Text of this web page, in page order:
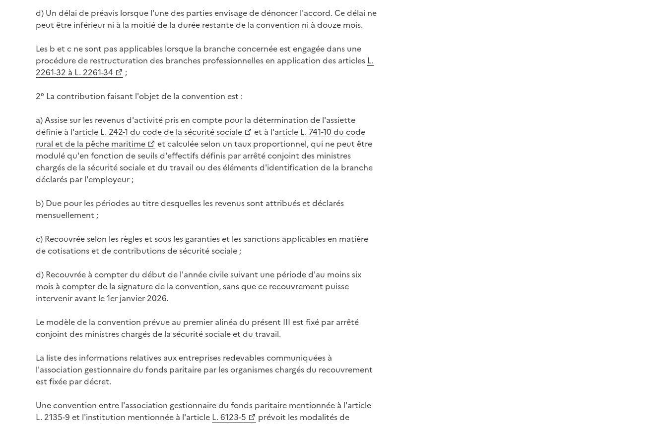
d) Un délai de préavis lorsque l'une des parties envisage de dénoncer l'accord. Ce délai ne
peut être inférieur ni à la moitié de la durée restante de la convention ni à douze mois.
Les b et c ne sont pas applicables lorsque la branche concernée est engagée dans une
procédure de restructuration des branches professionnelles en application des articles L.
2261-32 à L. 2261-34
;
2° La contribution faisant l'objet de la convention est :
a) Assise sur les revenus d'activité pris en compte pour la détermination de l'assiette
définie à l'article L. 242-1 du code de la sécurité sociale et à l'article L. 741-10 du code
rural et de la pêche maritime
et calculée selon un taux proportionnel, qui ne peut être
modulé qu'en fonction de seuils d'effectifs définis par arrêté conjoint des ministres
chargés de la sécurité sociale et du travail ou des éléments d'identification de la branche
déclarés par l'employeur ;
b) Due pour les périodes au titre desquelles les revenus sont attribués et déclarés
mensuellement ;
c) Recouvrée selon les règles et sous les garanties et les sanctions applicables en matière
de cotisations et de contributions de sécurité sociale ;
d) Recouvrée à compter du début de l'année civile suivant une période d'au moins six
mois à compter de la signature de la convention, sans que ce recouvrement puisse
intervenir avant le 1er janvier 2026.
Le modèle de la convention prévue au premier alinéa du présent III est fixé par arrêté
conjoint des ministres chargés de la sécurité sociale et du travail.
La liste des informations relatives aux entreprises redevables communiquées à
l'association gestionnaire du fonds paritaire par les organismes chargés du recouvrement
est fixée par décret.
Une convention entre l'association gestionnaire du fonds paritaire mentionnée à l'article
L. 2135-9 et l'institution mentionnée à l'article L. 6123-5
prévoit les modalités de